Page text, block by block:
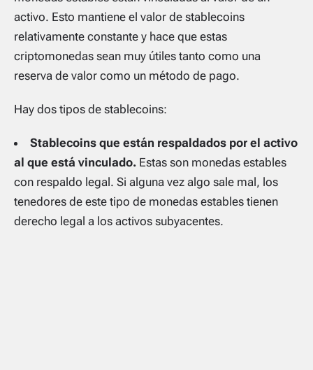
activo. Esto mantiene el valor de stablecoins
relativamente constante y hace que estas
criptomonedas sean muy útiles tanto como una
reserva de valor como un método de pago.
Hay dos tipos de stablecoins:
Stablecoins que están respaldados por el activo
al que está vinculado. Estas son monedas estables
con respaldo legal. Si alguna vez algo sale mal, los
tenedores de este tipo de monedas estables tienen
derecho legal a los activos subyacentes.